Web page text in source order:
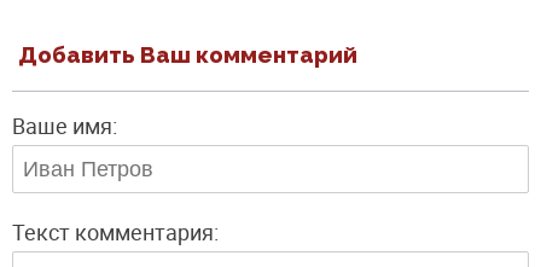
Добавить Ваш комментарий
Ваше имя:
Текст комментария: